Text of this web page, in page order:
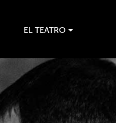
EL TEATRO